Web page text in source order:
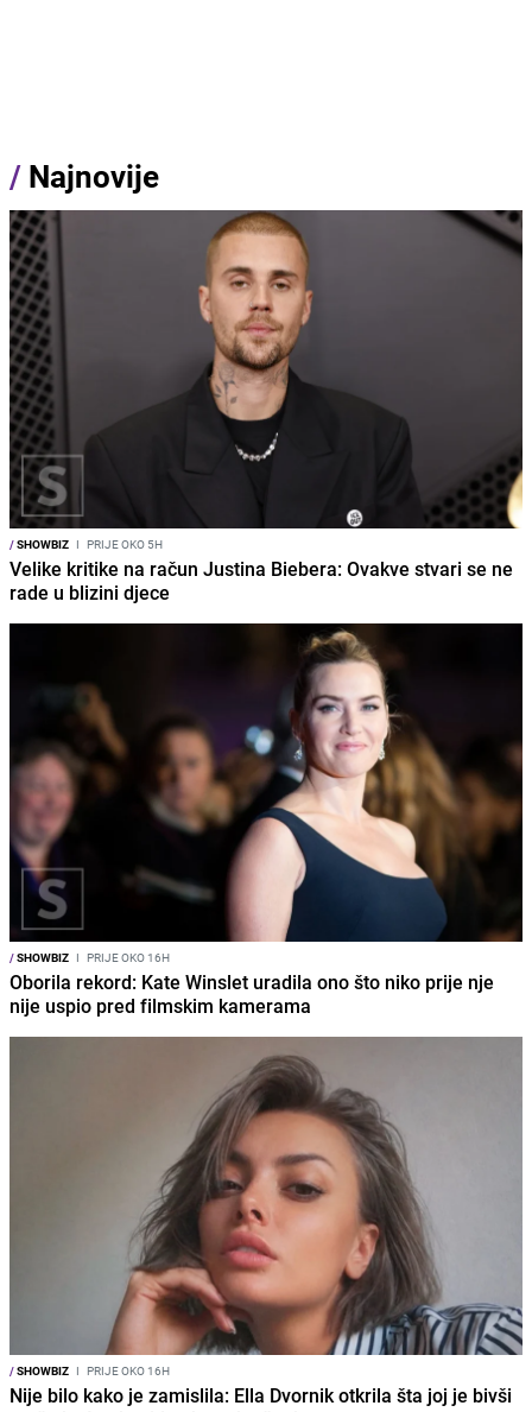
/ Najnovije
/SHOWBIZ I PRIJE OKO 5H
Velike kritike na račun Justina Biebera: Ovakve stvari se ne
rade u blizini djece
/SHOWBIZ I PRIJE OKO 16H
Oborila rekord: Kate Winslet uradila ono što niko prije nje
nije uspio pred filmskim kamerama
/SHOWBIZ I PRIJE OKO 16H
Nije bilo kako je zamislila: Ella Dvornik otkrila šta joj je bivši